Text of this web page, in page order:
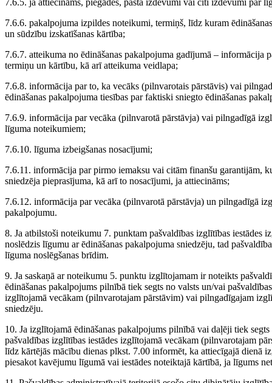
7.6.5. ja attiecināms, piegādes, pasta izdevumi vai citi izdevumi par
7.6.6. pakalpojuma izpildes noteikumi, termiņš, līdz kuram
un sūdzību izskatīšanas kārtība;
7.6.7. atteikuma no ēdināšanas pakalpojuma gadījumā – informācija
termiņu un kārtību, kā arī atteikuma veidlapa;
7.6.8. informācija par to, ka vecāks (pilnvarotais pārstāvis) vai
ēdināšanas pakalpojuma tiesības par faktiski sniegto ēdināšanas
7.6.9. informācija par vecāka (pilnvarotā pārstāvja) vai pilngadīgā
līguma noteikumiem;
7.6.10. līguma izbeigšanas nosacījumi;
7.6.11. informācija par pirmo iemaksu vai citām finanšu garantijām,
sniedzēja pieprasījuma, kā arī to nosacījumi, ja attiecināms;
7.6.12. informācija par vecāka (pilnvarotā pārstāvja) un pilngadīgā
pakalpojumu.
8. Ja atbilstoši noteikumu 7. punktam pašvaldības izglītības iestādes
noslēdzis līgumu ar ēdināšanas pakalpojuma sniedzēju, tad
līguma noslēgšanas brīdim.
9. Ja saskaņā ar noteikumu 5. punktu izglītojamam ir noteikts
ēdināšanas pakalpojums pilnībā tiek segts no valsts un/vai
izglītojamā vecākam (pilnvarotajam pārstāvim) vai pilngadīgajam
sniedzēju.
10. Ja izglītojamā ēdināšanas pakalpojums pilnībā vai daļēji tiek
pašvaldības izglītības iestādes izglītojamā vecākam (pilnvarotajam
līdz kārtējās mācību dienas plkst. 7.00 informēt, ka attiecīgajā dienā
piesakot kavējumu līgumā vai iestādes noteiktajā kārtībā, ja līgums